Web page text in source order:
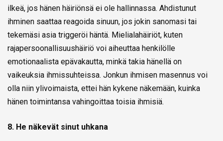
ilkeä, jos hänen häiriönsä ei ole hallinnassa. Ahdistunut
ihminen saattaa reagoida sinuun, jos jokin sanomasi tai
tekemäsi asia triggeröi häntä. Mielialahäiriöt, kuten
rajapersoonallisuushäiriö voi aiheuttaa henkilölle
emotionaalista epävakautta, minkä takia hänellä on
vaikeuksia ihmissuhteissa. Jonkun ihmisen masennus voi
olla niin ylivoimaista, ettei hän kykene näkemään, kuinka
hänen toimintansa vahingoittaa toisia ihmisiä.
8. He näkevät sinut uhkana